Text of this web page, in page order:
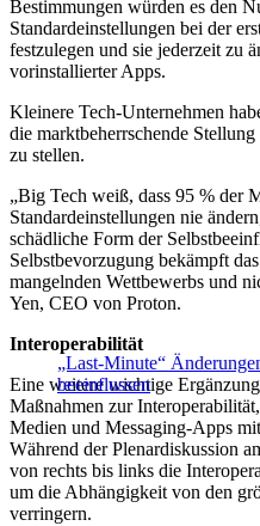
Bestimmungen würden es den
Standardeinstellungen bei der
festzulegen und sie jederzeit zu
vorinstallierter Apps.
Kleinere Tech-Unternehmen
die marktbeherrschende
zu stellen.
„Big Tech weiß, dass 95 % der
Standardeinstellungen nie
schädliche Form der
Selbstbevorzugung bekämpft
mangelnden Wettbewerbs und
Yen, CEO von Proton.
„Last-Minute“
beeinflussen
Interoperabilität
Eine weitere wichtige
Maßnahmen zur
Medien und Messaging-Apps
Während der Plenardiskussion
von rechts bis links die
um die Abhängigkeit von den
verringern.